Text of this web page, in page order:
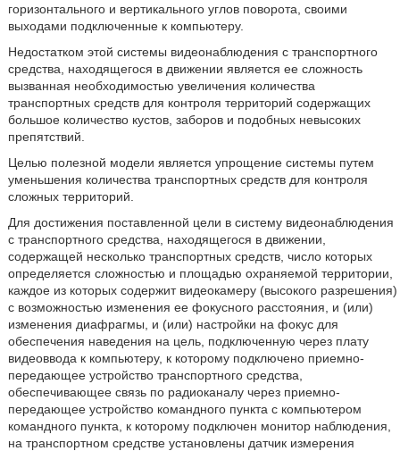
горизонтального и вертикального углов поворота, своими
выходами подключенные к компьютеру.
Недостатком этой системы видеонаблюдения с транспортного
средства, находящегося в движении является ее сложность
вызванная необходимостью увеличения количества
транспортных средств для контроля территорий содержащих
большое количество кустов, заборов и подобных невысоких
препятствий.
Целью полезной модели является упрощение системы путем
уменьшения количества транспортных средств для контроля
сложных территорий.
Для достижения поставленной цели в систему видеонаблюдения
с транспортного средства, находящегося в движении,
содержащей несколько транспортных средств, число которых
определяется сложностью и площадью охраняемой территории,
каждое из которых содержит видеокамеру (высокого разрешения)
с возможностью изменения ее фокусного расстояния, и (или)
изменения диафрагмы, и (или) настройки на фокус для
обеспечения наведения на цель, подключенную через плату
видеоввода к компьютеру, к которому подключено приемно-
передающее устройство транспортного средства,
обеспечивающее связь по радиоканалу через приемно-
передающее устройство командного пункта с компьютером
командного пункта, к которому подключен монитор наблюдения,
на транспортном средстве установлены датчик измерения